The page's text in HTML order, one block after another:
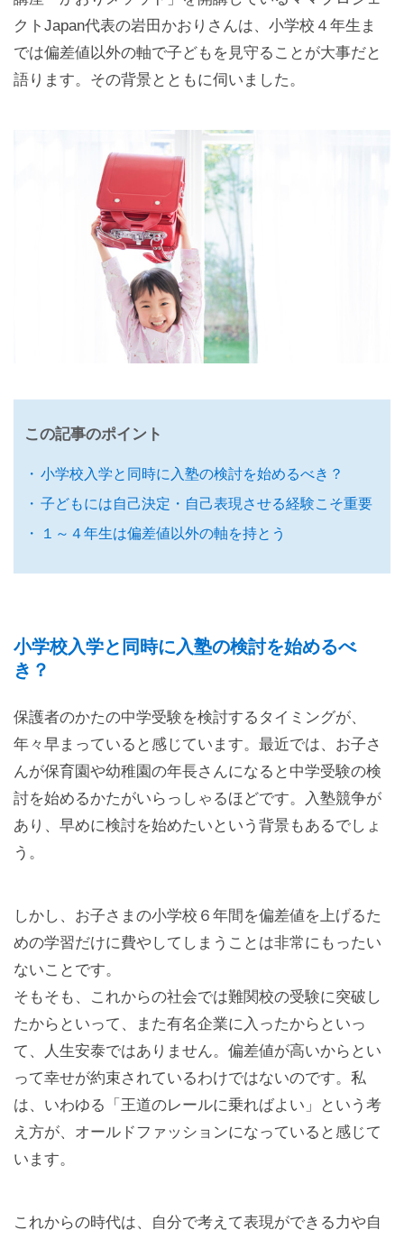
クトJapan代表の岩田かおりさんは、小学校４年生ま
では偏差値以外の軸で子どもを見守ることが大事だと
語ります。その背景とともに伺いました。
この記事のポイント
小学校入学と同時に入塾の検討を始めるべき？
子どもには自己決定・自己表現させる経験こそ重要
１～４年生は偏差値以外の軸を持とう
小学校入学と同時に入塾の検討を始めるべ
き？
保護者のかたの中学受験を検討するタイミングが、
年々早まっていると感じています。最近では、お子さ
んが保育園や幼稚園の年長さんになると中学受験の検
討を始めるかたがいらっしゃるほどです。入塾競争が
あり、早めに検討を始めたいという背景もあるでしょ
う。
しかし、お子さまの小学校６年間を偏差値を上げるた
めの学習だけに費やしてしまうことは非常にもったい
ないことです。
そもそも、これからの社会では難関校の受験に突破し
たからといって、また有名企業に入ったからといっ
て、人生安泰ではありません。偏差値が高いからとい
って幸せが約束されているわけではないのです。私
は、いわゆる「王道のレールに乗ればよい」という考
え方が、オールドファッションになっていると感じて
います。
これからの時代は、自分で考えて表現ができる力や自